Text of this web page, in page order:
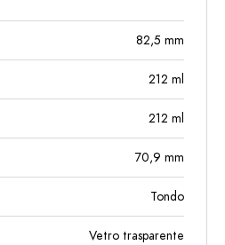
82,5 mm
212 ml
212 ml
70,9 mm
Tondo
Vetro trasparente